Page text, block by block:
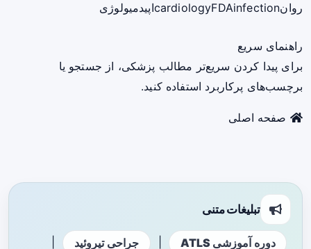
روان
cardiologyFDAinfection اپیدمیولوژی
راهنمای سریع
برای پیدا کردن سریع‌تر مطالب پزشکی، از جستجو یا
برچسب‌های پرکاربرد استفاده کنید.
صفحه اصلی
تبلیغات متنی
دوره آموزشی ATLS جراحی تیروئید